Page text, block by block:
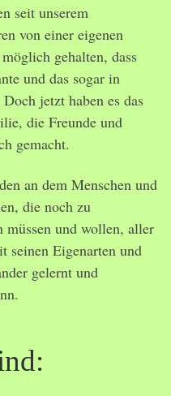
seit unserem
von einer eigenen
gehalten, dass
und das sogar in
jetzt haben es das
die Freunde und
gemacht.
an dem Menschen und
die noch zu
müssen und wollen, aller
seinen Eigenarten und
gelernt und